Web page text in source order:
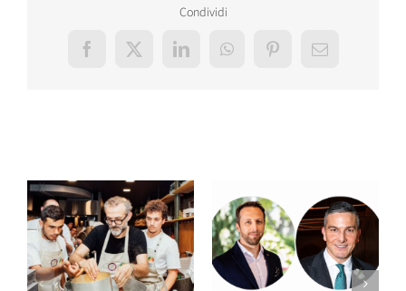
Condividi
Facebook
X LinkedInWhatsAppPinterestEmail